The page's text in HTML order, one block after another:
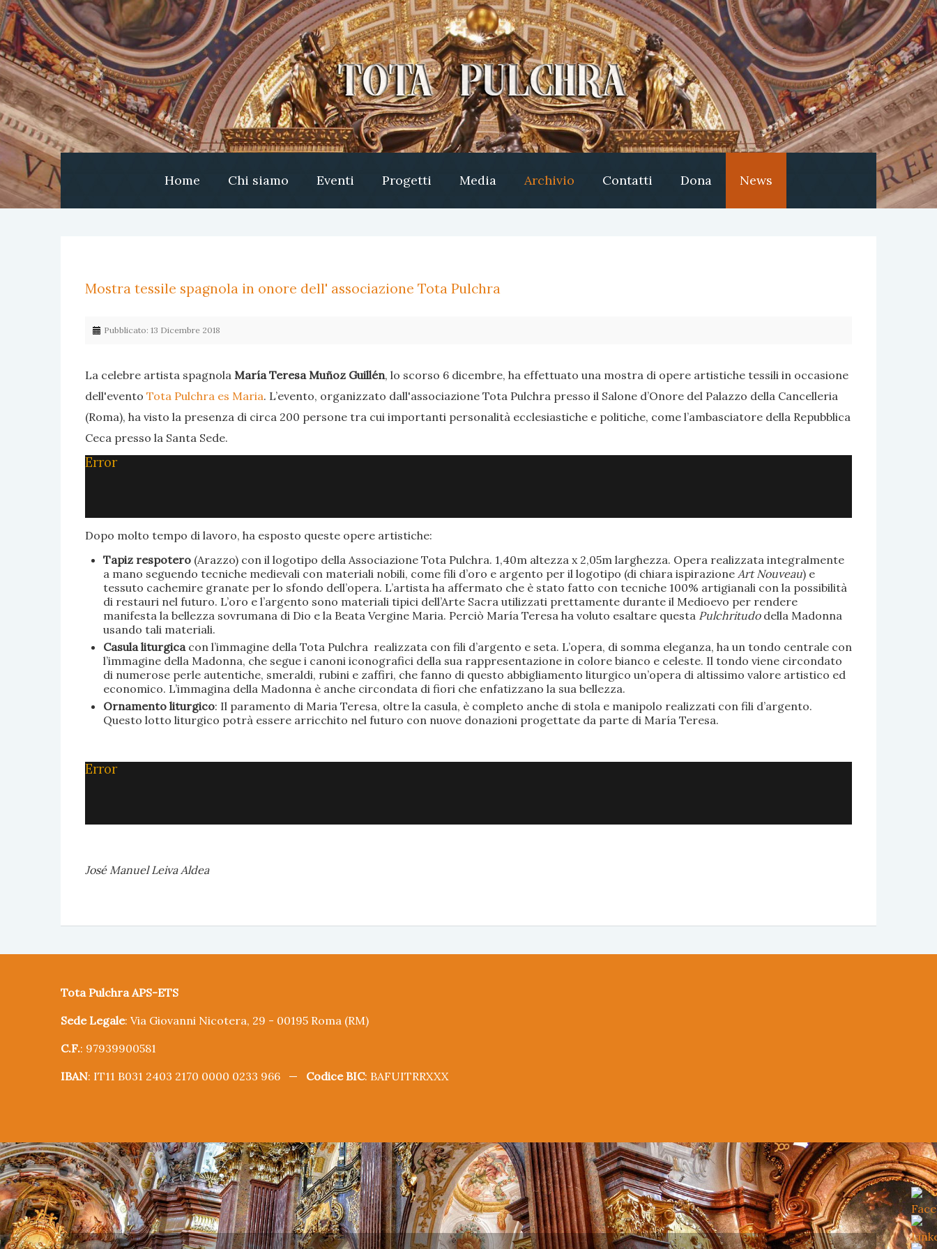
Home Chi siamo Eventi Progetti Media Archivio Contatti Dona News
Mostra tessile spagnola in onore dell' associazione Tota Pulchra
Pubblicato: 13 Dicembre 2018
La celebre artista spagnola María Teresa Muñoz Guillén, lo scorso 6 dicembre, ha effettuato una mostra di opere artistiche tessili in occasione
dell'evento Tota Pulchra es Maria. L’evento, organizzato dall'associazione Tota Pulchra presso il Salone d’Onore del Palazzo della Cancelleria
(Roma), ha visto la presenza di circa 200 persone tra cui importanti personalità ecclesiastiche e politiche, come l’ambasciatore della Repubblica
Ceca presso la Santa Sede.
Error
Dopo molto tempo di lavoro, ha esposto queste opere artistiche:
Tapiz respotero(Arazzo) con il logotipo della Associazione Tota Pulchra. 1,40m altezza x 2,05m larghezza. Opera realizzata integralmente
a mano seguendo tecniche medievali con materiali nobili, come fili d’oro e argento per il logotipo (di chiara ispirazione Art Nouveau) e
tessuto cachemire granate per lo sfondo dell’opera. L’artista ha affermato che è stato fatto con tecniche 100% artigianali con la possibilità
di restauri nel futuro. L’oro e l’argento sono materiali tipici dell’Arte Sacra utilizzati prettamente durante il Medioevo per rendere
manifesta la bellezza sovrumana di Dio e la Beata Vergine Maria. Perciò María Teresa ha voluto esaltare questa Pulchritudo della Madonna
usando tali materiali.
Casula liturgica con l’immagine della Tota Pulchra realizzata con fili d’argento e seta. L’opera, di somma eleganza, ha un tondo centrale con
l’immagine della Madonna, che segue i canoni iconografici della sua rappresentazione in colore bianco e celeste. Il tondo viene circondato
di numerose perle autentiche, smeraldi, rubini e zaffiri, che fanno di questo abbigliamento liturgico un’opera di altissimo valore artistico ed
economico. L’immagina della Madonna è anche circondata di fiori che enfatizzano la sua bellezza.
Ornamento liturgico: Il paramento di Maria Teresa, oltre la casula, è completo anche di stola e manipolo realizzati con fili d’argento.
Questo lotto liturgico potrà essere arricchito nel futuro con nuove donazioni progettate da parte di María Teresa.
Error
José Manuel Leiva Aldea
Tota Pulchra APS-ETS
Sede Legale: Via Giovanni Nicotera, 29 - 00195 Roma (RM)
C.F.: 97939900581
IBAN: IT11 B031 2403 2170 0000 0233 966 — Codice BIC: BAFUITRRXXX